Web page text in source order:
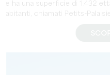
e ha una superficie di 1.432
abitanti, chiamati Petits-